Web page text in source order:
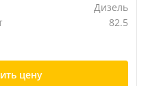
Дизель
82.5
цену